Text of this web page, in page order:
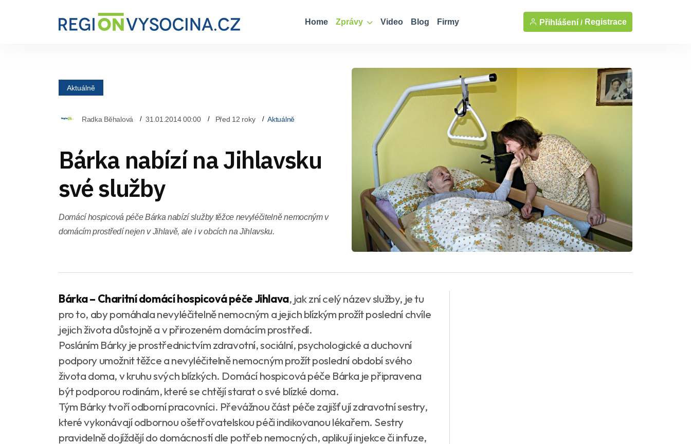
Home Zprávy Video Blog Firmy Přihlášení / Registrace
Aktuálně
Radka Běhalová 31.01.2014 00:00 Před 12 roky Aktuálně
Bárka nabízí na Jihlavsku
své služby
Domácí hospicová péče Bárka nabízí služby těžce nevyléčitelně nemocným v
domácím prostředí nejen v Jihlavě, ale i v obcích na Jihlavsku.
Bárka – Charitní domácí hospicová péče Jihlava, jak zní celý název služby, je tu
pro to, aby pomáhala nevyléčitelně nemocným a jejich blízkým prožít poslední chvíle
jejich života důstojně a v přirozeném domácím prostředí.
Posláním Bárky je prostřednictvím zdravotní, sociální, psychologické a duchovní
podpory umožnit těžce a nevyléčitelně nemocným prožít poslední období svého
života doma, v kruhu svých blízkých. Domácí hospicová péče Bárka je připravena
být podporou rodinám, které se chtějí starat o své blízké doma.
Tým Bárky tvoří odborní pracovníci. Převážnou část péče zajišťují zdravotní sestry,
které vykonávají odbornou ošetřovatelskou péči indikovanou lékařem. Sestry
pravidelně dojíždějí do domácností dle potřeb nemocných, aplikují injekce či infuze,